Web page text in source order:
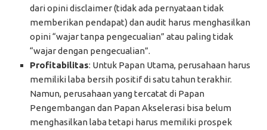
dari opini disclaimer (tidak ada pernyataan tidak
memberikan pendapat) dan audit harus menghasilkan
opini “wajar tanpa pengecualian” atau paling tidak
“wajar dengan pengecualian”.
Profitabilitas: Untuk Papan Utama, perusahaan harus
memiliki laba bersih positif di satu tahun terakhir.
Namun, perusahaan yang tercatat di Papan
Pengembangan dan Papan Akselerasi bisa belum
menghasilkan laba tetapi harus memiliki prospek